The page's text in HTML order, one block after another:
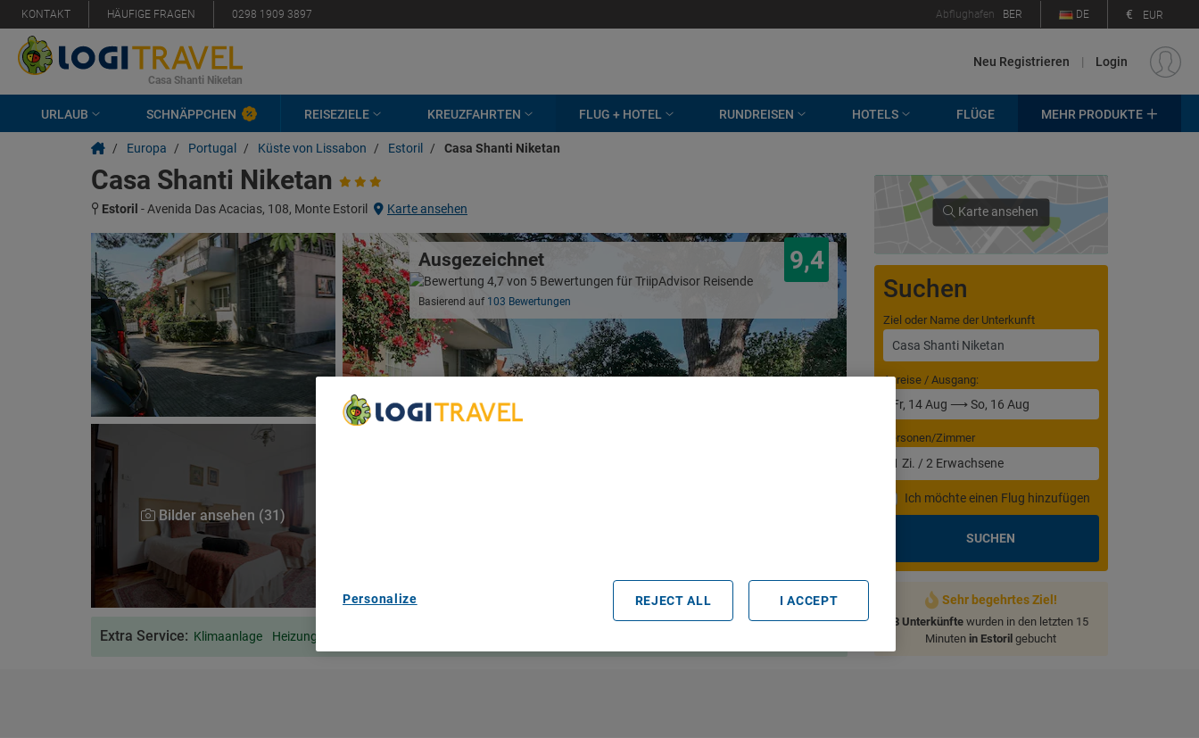
KONTAKT HÄUFIGE FRAGEN 0298 1909 3897 Abflughafen BER DE € EUR
Casa Shanti Niketan
Neu Registrieren | Login
URLAUB SCHNÄPPCHEN REISEZIELE KREUZFAHRTEN FLUG + HOTEL RUNDREISEN HOTELS FLÜGE MEHR PRODUKTE
/ Europa / Portugal / Küste von Lissabon / Estoril / Casa Shanti Niketan
Casa Shanti Niketan
Estoril -Avenida Das Acacias, 108, Monte Estoril Karte ansehen
Bilder ansehen (31)
Ausgezeichnet 9,4
Basierend auf 103 Bewertungen
Extra Service: Klimaanlage Heizung (kostenlos)
Karte ansehen
Suchen
Ziel oder Name der Unterkunft
Anreise / Ausgang:
Personen/Zimmer
1 Zi. / 2 Erwachsene
Ich möchte einen Flug hinzufügen
SUCHEN
Sehr begehrtes Ziel!
8 Unterkünfte wurden in den letzten 15
Minuten in Estoril gebucht
Personalize REJECT ALL I ACCEPT